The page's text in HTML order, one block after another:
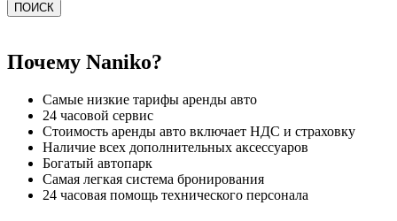
ПОИСК
Почему Naniko?
Самые низкие тарифы аренды авто
24 часовой сервис
Стоимость аренды авто включает НДС и страховку
Наличие всех дополнительных аксессуаров
Богатый автопарк
Самая легкая система бронирования
24 часовая помощь технического персонала